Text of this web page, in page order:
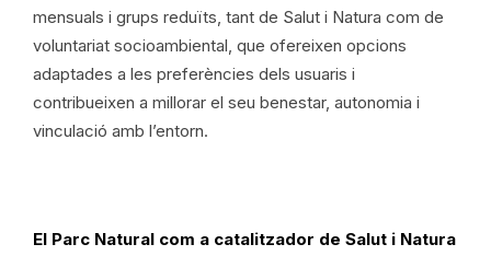
mensuals i grups reduïts, tant de Salut i Natura com de
voluntariat socioambiental, que ofereixen opcions
adaptades a les preferències dels usuaris i
contribueixen a millorar el seu benestar, autonomia i
vinculació amb l’entorn.
El Parc Natural com a catalitzador de Salut i Natura